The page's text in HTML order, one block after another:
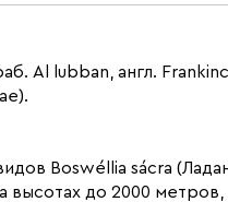
Al lubban, англ.
Boswéllia sácra
высотах до 2000